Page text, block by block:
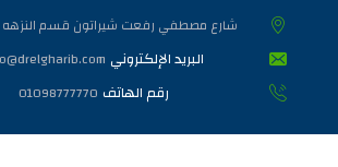
شارع مصطفي رفعت شيراتون قسم النزهه
البريد الإلكتروني
رقم الهاتف 01098777770